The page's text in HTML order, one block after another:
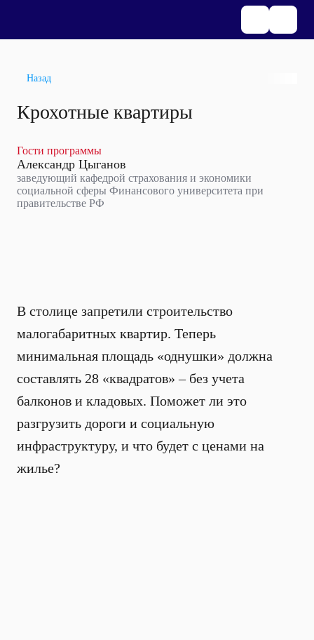
Назад
Крохотные квартиры
Гости программы
Александр Цыганов
заведующий кафедрой страхования и экономики
социальной сферы Финансового университета при
правительстве РФ
В столице запретили строительство
малогабаритных квартир. Теперь
минимальная площадь «однушки» должна
составлять 28 «квадратов» – без учета
балконов и кладовых. Поможет ли это
разгрузить дороги и социальную
инфраструктуру, и что будет с ценами на
жилье?